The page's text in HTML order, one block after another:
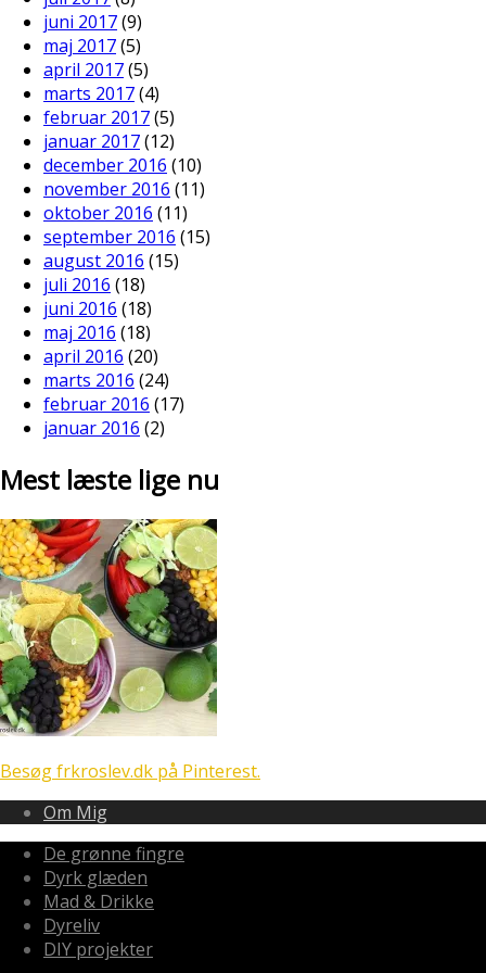
juni 2017(9)
maj 2017(5)
april 2017(5)
marts 2017(4)
februar 2017(5)
januar 2017(12)
december 2016 (10)
november 2016 (11)
oktober 2016 (11)
september 2016 (15)
august 2016 (15)
juli 2016 (18)
juni 2016 (18)
maj 2016 (18)
april 2016 (20)
marts 2016 (24)
februar 2016 (17)
januar 2016 (2)
Mest læste lige nu
Besøg frkroslev.dk på Pinterest.
Om Mig
De grønne fingre
Dyrk glæden
Mad & Drikke
Dyreliv
DIY projekter